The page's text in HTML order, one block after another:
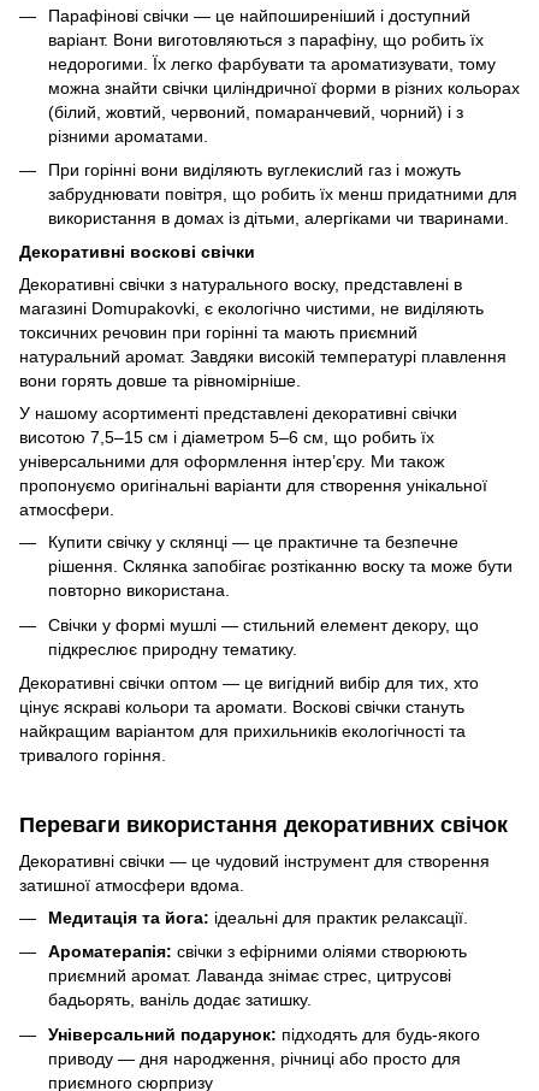
Парафінові свічки — це найпоширеніший і доступний
варіант. Вони виготовляються з парафіну, що робить їх
недорогими. Їх легко фарбувати та ароматизувати, тому
можна знайти свічки циліндричної форми в різних кольорах
(білий, жовтий, червоний, помаранчевий, чорний) і з
різними ароматами.
При горінні вони виділяють вуглекислий газ і можуть
забруднювати повітря, що робить їх менш придатними для
використання в домах із дітьми, алергіками чи тваринами.
Декоративні воскові свічки
Декоративні свічки з натурального воску, представлені в
магазині Domupakovki, є екологічно чистими, не виділяють
токсичних речовин при горінні та мають приємний
натуральний аромат. Завдяки високій температурі плавлення
вони горять довше та рівномірніше.
У нашому асортименті представлені декоративні свічки
висотою 7,5–15 см і діаметром 5–6 см, що робить їх
універсальними для оформлення інтер’єру. Ми також
пропонуємо оригінальні варіанти для створення унікальної
атмосфери.
Купити свічку у склянці — це практичне та безпечне
рішення. Склянка запобігає розтіканню воску та може бути
повторно використана.
Свічки у формі мушлі — стильний елемент декору, що
підкреслює природну тематику.
Декоративні свічки оптом — це вигідний вибір для тих, хто
цінує яскраві кольори та аромати. Воскові свічки стануть
найкращим варіантом для прихильників екологічності та
тривалого горіння.
Переваги використання декоративних свічок
Декоративні свічки — це чудовий інструмент для створення
затишної атмосфери вдома.
Медитація та йога: ідеальні для практик релаксації.
Ароматерапія: свічки з ефірними оліями створюють
приємний аромат. Лаванда знімає стрес, цитрусові
бадьорять, ваніль додає затишку.
Універсальний подарунок: підходять для будь-якого
приводу — дня народження, річниці або просто для
приємного сюрпризу